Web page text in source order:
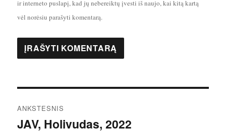
ir interneto puslapį, kad jų nebereiktų įvesti iš naujo, kai kitą kartą
vėl norėsiu parašyti komentarą.
tarp
ANKSTESNIS
Ankstesnis
JAV, Holivudas, 2022